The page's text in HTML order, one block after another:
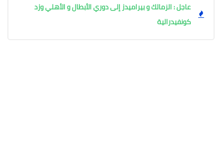
عاجل : الزمالك و بيراميدز إلى دوري الأبطال و الأهلي وزد
كونفيدرالية